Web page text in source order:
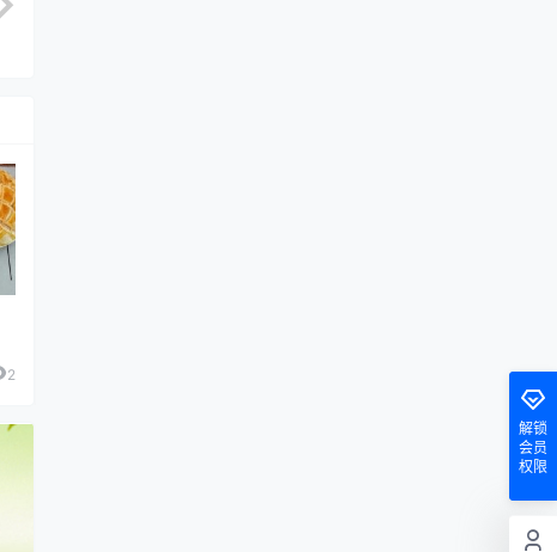
2
解锁
会员
权限